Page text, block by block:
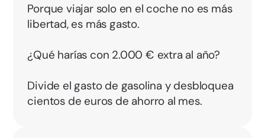
Porque viajar solo en el coche no es más
libertad, es más gasto.
¿Qué harías con 2.000 € extra al año?
Divide el gasto de gasolina y desbloquea
cientos de euros de ahorro al mes.